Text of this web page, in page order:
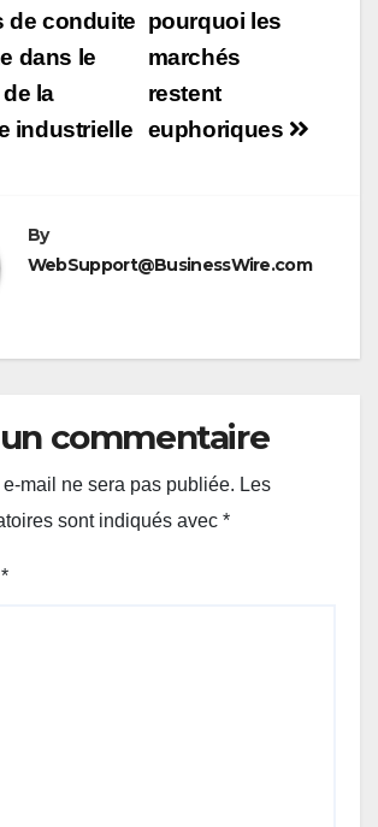
pourquoi les
marchés
restent
euphoriques
de conduite
dans le
la
industrielle
By
WebSupport@BusinessWire.com
commentaire
mail ne sera pas publiée. Les
sont indiqués avec *
*